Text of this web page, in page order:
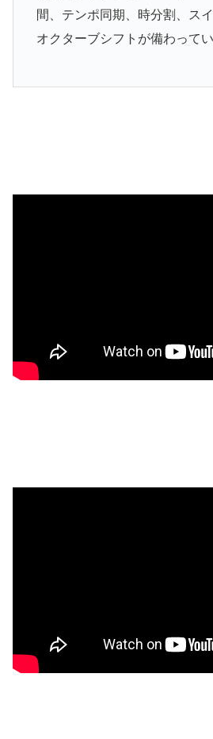
間、テンポ同期、時分割、ス
オクターブシフトが備わって